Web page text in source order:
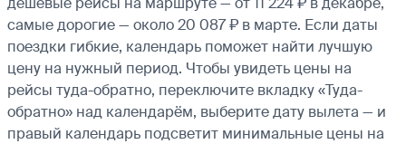
самые дорогие — около 20 087 ₽ в марте. Если даты
поездки гибкие, календарь поможет найти лучшую
цену на нужный период. Чтобы увидеть цены на
рейсы туда-обратно, переключите вкладку «Туда-
обратно» над календарём, выберите дату вылета — и
правый календарь подсветит минимальные цены на